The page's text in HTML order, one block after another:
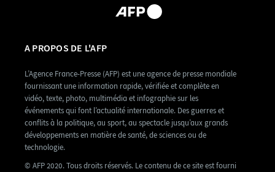
A PROPOS DE L'AFP
L’Agence France-Presse (AFP) est une agence de presse mondiale
fournissant une information rapide, vérifiée et complète en
vidéo, texte, photo, multimédia et infographie sur les
événements qui font l’actualité internationale. Des guerres et
conflits à la politique, au sport, au spectacle jusqu’aux grands
développements en matière de santé, de sciences ou de
technologie.
© AFP 2020. Tous droits réservés. Le contenu de ce site est fourni